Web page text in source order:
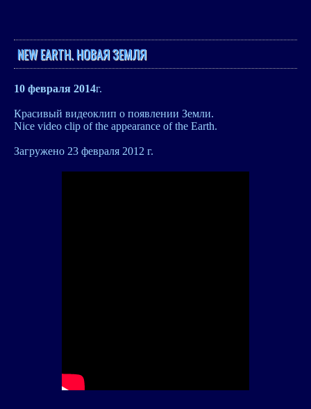
NEW EARTH. НОВАЯ ЗЕМЛЯ
10 февраля 2014г.
Красивый видеоклип о появлении Земли.
Nice video clip of the appearance of the Earth.
Загружено 23 февраля 2012 г.